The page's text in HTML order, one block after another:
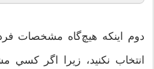
دوم اينکه هيچ‌گاه مشخصات
انتخاب نکنيد، زيرا اگر